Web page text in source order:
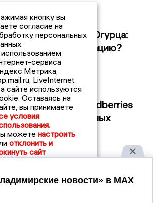
Фестиваль Огурца:
на организацию?
на складе Wildberries
100 тысяч квадратных
кнопку вы
согласие на
персональных
сервиса
LiveInternet.
сайте используются
Оставаясь на
вы принимаете
условия
можете настроить
отклонить и
сайт
Принять